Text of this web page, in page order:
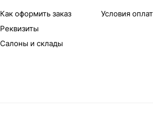
Как оформить заказ
Реквизиты
Салоны и склады
Условия